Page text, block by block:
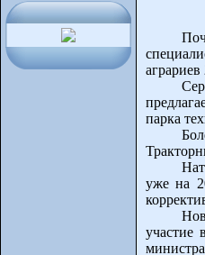
парка
уже на
участие